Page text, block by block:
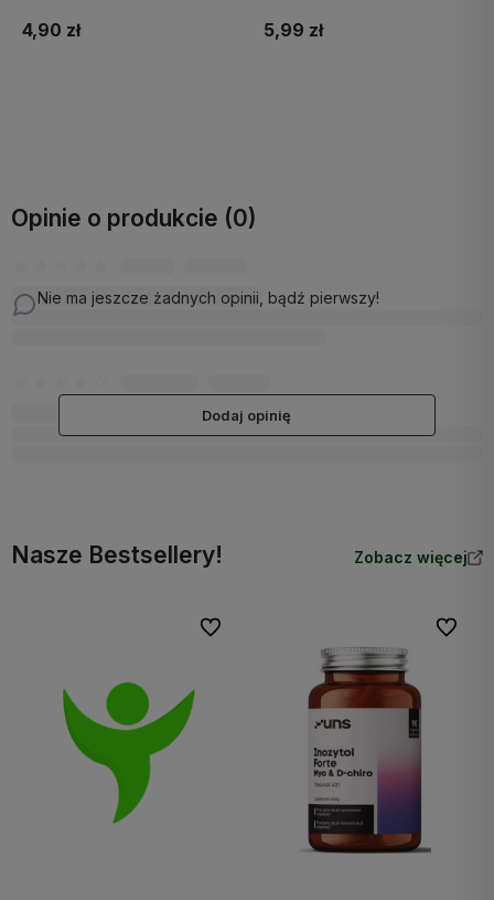
5,99 zł 5,99 zł
Opinie o produkcie (0)
Nie ma jeszcze żadnych opinii, bądź pierwszy!
Dodaj opinię
Nasze Bestsellery! Zobacz więcej
Do ulubionych Do